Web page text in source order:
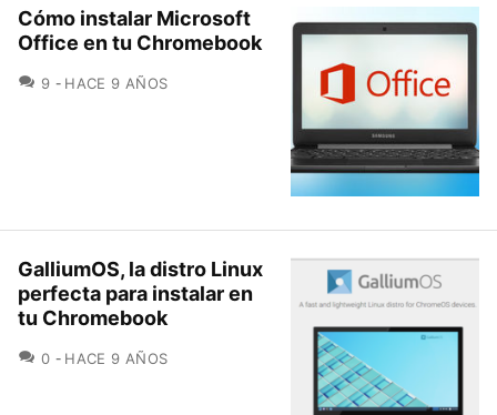
Cómo instalar Microsoft
Office en tu Chromebook
9 COMENTARIOS
HACE 9 AÑOS
GalliumOS, la distro Linux
perfecta para instalar en
tu Chromebook
0 COMENTARIOS
HACE 9 AÑOS